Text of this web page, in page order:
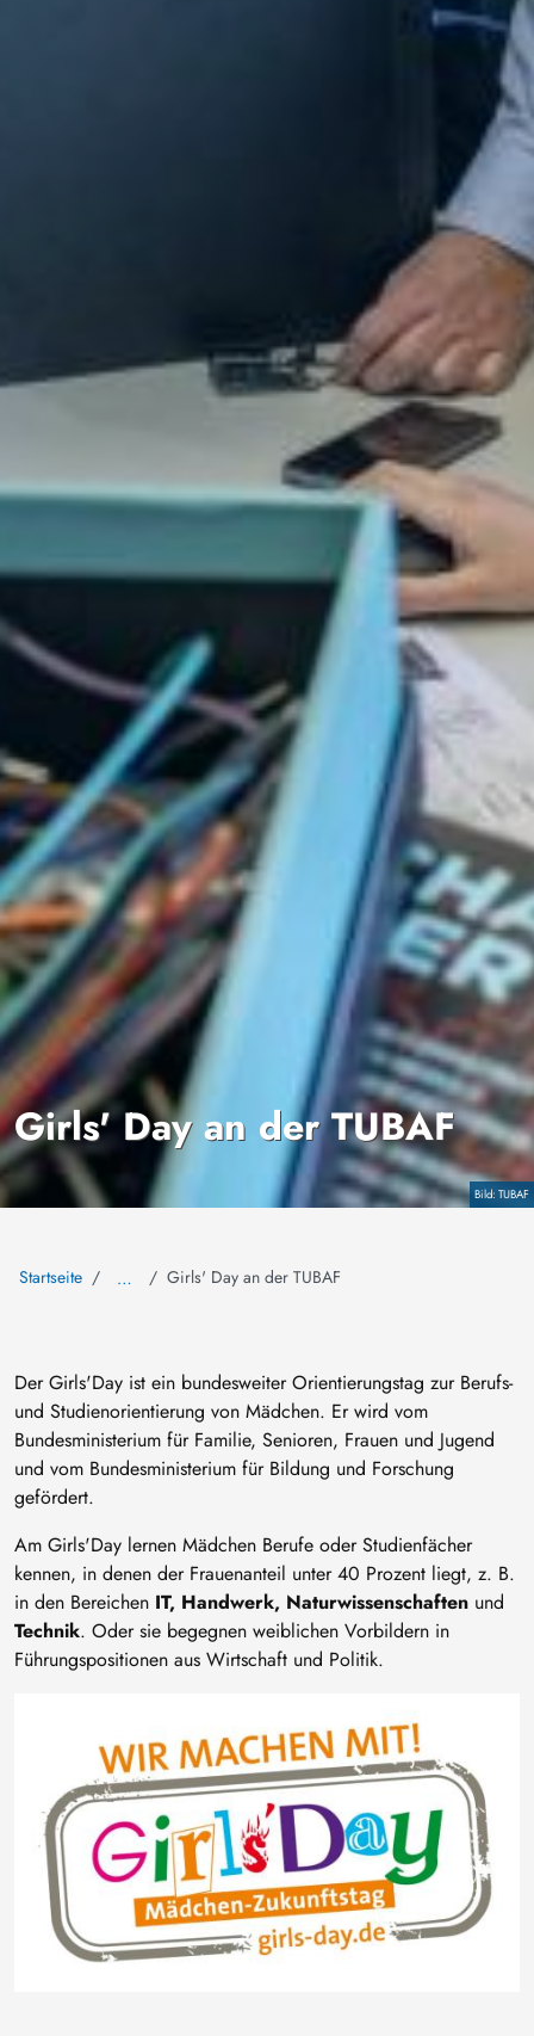
Copyright
TUBAF
Girls' Day an der TUBAF
Startseite … Girls' Day an der TUBAF
Der Girls'Day ist ein bundesweiter Orientierungstag zur Berufs-
und Studienorientierung von Mädchen. Er wird vom
Bundesministerium für Familie, Senioren, Frauen und Jugend
und vom Bundesministerium für Bildung und Forschung
gefördert.
Am Girls'Day lernen Mädchen Berufe oder Studienfächer
kennen, in denen der Frauenanteil unter 40 Prozent liegt, z. B.
in den Bereichen IT, Handwerk, Naturwissenschaften und
Technik. Oder sie begegnen weiblichen Vorbildern in
Führungspositionen aus Wirtschaft und Politik.